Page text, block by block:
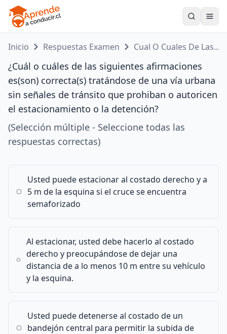
Inicio Respuestas Examen Cual O Cuales De Las...
¿Cuál o cuáles de las siguientes afirmaciones
es(son) correcta(s) tratándose de una vía urbana
sin señales de tránsito que prohiban o autoricen
el estacionamiento o la detención?
(Selección múltiple - Seleccione todas las
respuestas correctas)
Usted puede estacionar al costado derecho y a
5 m de la esquina si el cruce se encuentra
semaforizado
Al estacionar, usted debe hacerlo al costado
derecho y preocupándose de dejar una
distancia de a lo menos 10 m entre su vehículo
y la esquina.
Usted puede detenerse al costado de un
bandejón central para permitir la subida de